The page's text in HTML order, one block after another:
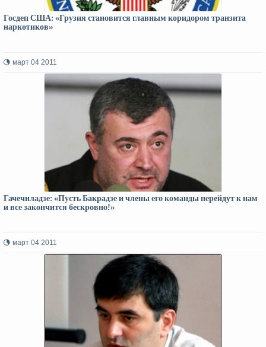
Госдеп США: «Грузия становится главным коридором транзита
наркотиков»
март 04 2011
Гачечиладзе: «Пусть Бакрадзе и члены его команды перейдут к нам
и все закончится бескровно!»
март 04 2011